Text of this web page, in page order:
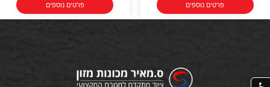
פרטים נוספים פרטים נוספים